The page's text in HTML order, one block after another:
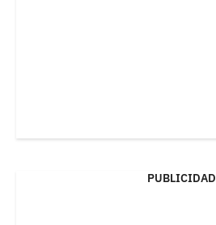
PUBLICIDAD